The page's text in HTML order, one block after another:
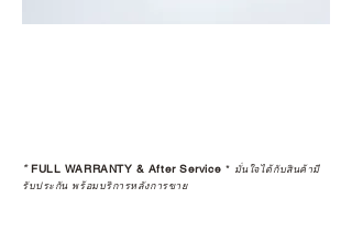
*FULL WARRANTY & After Service * มั่นใจได้กับสินค้ามี
รับประกัน พร้อมบริการหลังการขาย